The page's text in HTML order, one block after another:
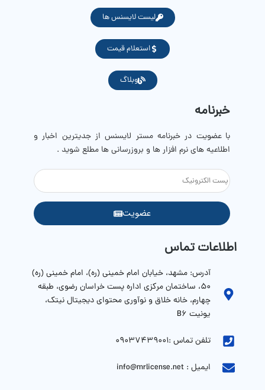
لیست لایسنس ها
استعلام قیمت
وبلاگ
خبرنامه
با عضویت در خبرنامه مستر لایسنس از جدیترین اخبار و
اطلاعیه های نرم افزار ها و بروزرسانی ها مطلع شوید .
عضویت
اطلاعات تماس
آدرس: مشهد، خیابان امام خمینی (ره)، امام خمینی (ره)
۵۰، ساختمان مرکزی اداره پست خراسان رضوی، طبقه
چهارم، خانه خلاق و نوآوری محتوای دیجیتال نیتک،
یونیت B6
تلفن تماس :09037439001
ایمیل : info@mrlicense.net